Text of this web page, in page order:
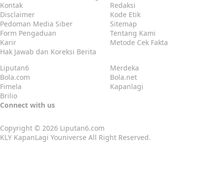
Kontak
Redaksi
Disclaimer
Kode Etik
Pedoman Media Siber
Sitemap
Form Pengaduan
Tentang Kami
Karir
Metode Cek Fakta
Hak Jawab dan Koreksi Berita
Liputan6
Merdeka
Bola.com
Bola.net
Fimela
Kapanlagi
Brilio
Connect with us
Copyright © 2026 Liputan6.com
KLY KapanLagi Youniverse All Right Reserved.